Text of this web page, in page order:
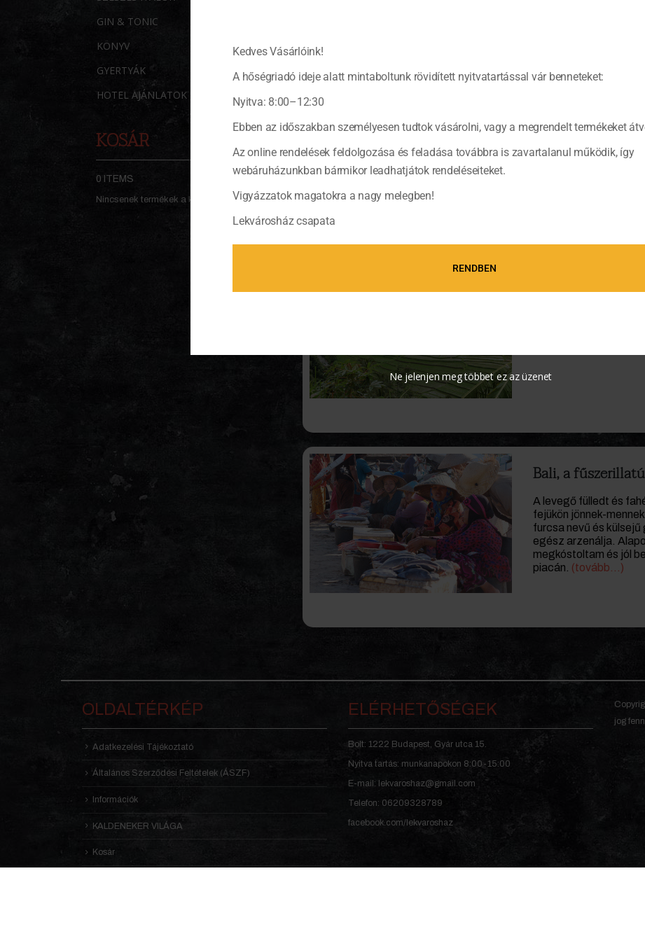
Feketerizs-
Ez az étel
sült banánt is
banánlevélben
Az Indonéz rizsföldek
lenyűgöznek.
Bali, a
A levegő fülledt és
fejükön jönnek-
furcsa nevű és
egész arzenálja.
megkóstoltam és jól
piacán. (tovább…)
GIN & TONIC
KÖNYV
GYERTYÁK
HOTEL AJÁNLATOK
KOSÁR
0 ITEMS
Nincsenek termékek a kosárban.
OLDALTÉRKÉP
Adatkezelési Tájékoztató
Általános Szerződési Feltételek (ÁSZF)
Információk
KALDENEKER VILÁGA
Kosár
ELÉRHETŐSÉGEK
Bolt: 1222 Budapest, Gyár utca 15.
Nyitva tartás: munkanapokon 8:00-15:00
E-mail: lekvaroshaz@gmail.com
Telefon: 06209328789
facebook.com/lekvaroshaz
jog
Kedves Vásárlóink!
A hőségriadó ideje alatt mintaboltunk rövidített nyitvatartással vár benneteket:
Nyitva: 8:00–12:30
Ebben az időszakban személyesen tudtok vásárolni, vagy a megrendelt termékeket
Az online rendelések feldolgozása és feladása továbbra is zavartalanul működik, így
webáruházunkban bármikor leadhatjátok rendeléseiteket.
Vigyázzatok magatokra a nagy melegben!
Lekvárosház csapata
RENDBEN
Ne jelenjen meg többet ez az üzenet